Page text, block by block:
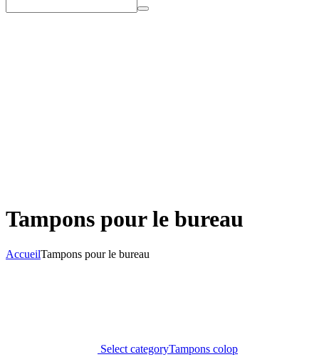
Tampons pour le bureau
AccueilTampons pour le bureau
Select categoryTampons colop